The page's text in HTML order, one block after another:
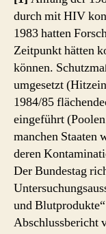
durch mit HIV
1983 hatten
Zeitpunkt hätten
können.
umgesetzt
1984/85
eingeführt
manchen Staaten
deren
Der Bundestag
und
Abschlussbericht